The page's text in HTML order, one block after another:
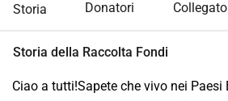
Storia Donatori Collegato
Storia della Raccolta Fondi
Ciao a tutti!Sapete che vivo nei Paesi